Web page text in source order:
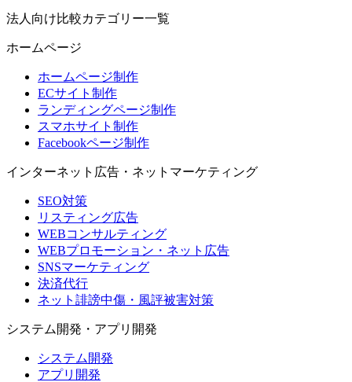
法人向け比較カテゴリー一覧
ホームページ
ホームページ制作
ECサイト制作
ランディングページ制作
スマホサイト制作
Facebookページ制作
インターネット広告・ネットマーケティング
SEO対策
リスティング広告
WEBコンサルティング
WEBプロモーション・ネット広告
SNSマーケティング
決済代行
ネット誹謗中傷・風評被害対策
システム開発・アプリ開発
システム開発
アプリ開発